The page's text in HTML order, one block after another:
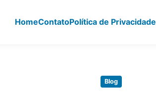
HomeContatoPolítica de Privacidade
Blog